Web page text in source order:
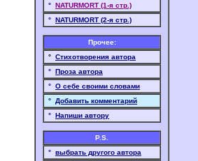
° NATURMORT (1-я стр.)
° NATURMORT (2-я стр.)
Прочее:
° Стихотворения автора
° Проза автора
° О себе своими словами
° Добавить комментарий
° Напиши автору
P.S.
° выбрать другого автора